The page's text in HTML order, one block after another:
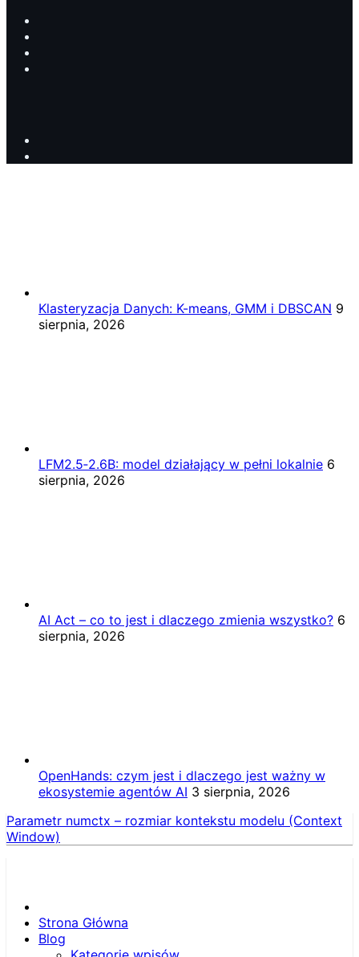
Klasteryzacja Danych: K-means, GMM i DBSCAN 9
sierpnia, 2026
LFM2.5‑2.6B: model działający w pełni lokalnie 6
sierpnia, 2026
AI Act – co to jest i dlaczego zmienia wszystko? 6
sierpnia, 2026
OpenHands: czym jest i dlaczego jest ważny w
ekosystemie agentów AI 3 sierpnia, 2026
Parametr numctx – rozmiar kontekstu modelu (Context
Window)
Strona Główna
Blog